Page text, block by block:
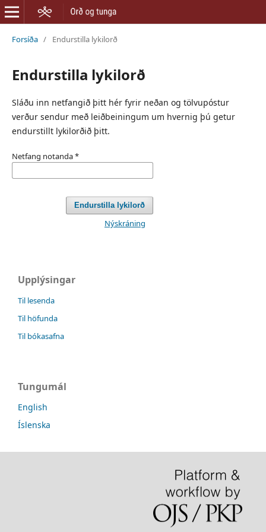
Forsíða / Endurstilla lykilorð
Endurstilla lykilorð
Sláðu inn netfangið þitt hér fyrir neðan og tölvupóstur
verður sendur með leiðbeiningum um hvernig þú getur
endurstillt lykilorðið þitt.
Netfang notanda*
Endurstilla lykilorð
Nýskráning
Upplýsingar
Til lesenda
Til höfunda
Til bókasafna
Tungumál
English
Íslenska